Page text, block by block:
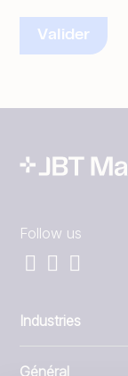
Follow us
Industries
Général